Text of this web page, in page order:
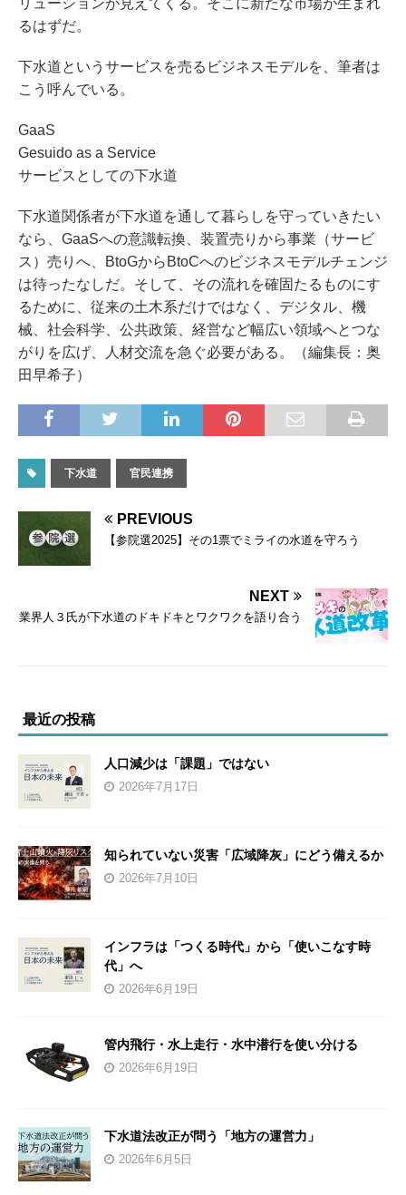
るはずだ。
下水道というサービスを売るビジネスモデルを、筆者は
こう呼んでいる。
GaaS
Gesuido as a Service
サービスとしての下水道
下水道関係者が下水道を通して暮らしを守っていきたい
なら、GaaSへの意識転換、装置売りから事業（サービ
ス）売りへ、BtoGからBtoCへのビジネスモデルチェンジ
は待ったなしだ。そして、その流れを確固たるものにす
るために、従来の土木系だけではなく、デジタル、機
械、社会科学、公共政策、経営など幅広い領域へとつな
がりを広げ、人材交流を急ぐ必要がある。（編集長：奥
田早希子）
下水道 官民連携
PREVIOUS
【参院選2025】その1票でミライの水道を守ろう
NEXT
業界人３氏が下水道のドキドキとワクワクを語り合う
最近の投稿
人口減少は「課題」ではない
2026年7月17日
知られていない災害「広域降灰」にどう備えるか
2026年7月10日
インフラは「つくる時代」から「使いこなす時
代」へ
2026年6月19日
管内飛行・水上走行・水中潜行を使い分ける
2026年6月19日
下水道法改正が問う「地方の運営力」
2026年6月5日